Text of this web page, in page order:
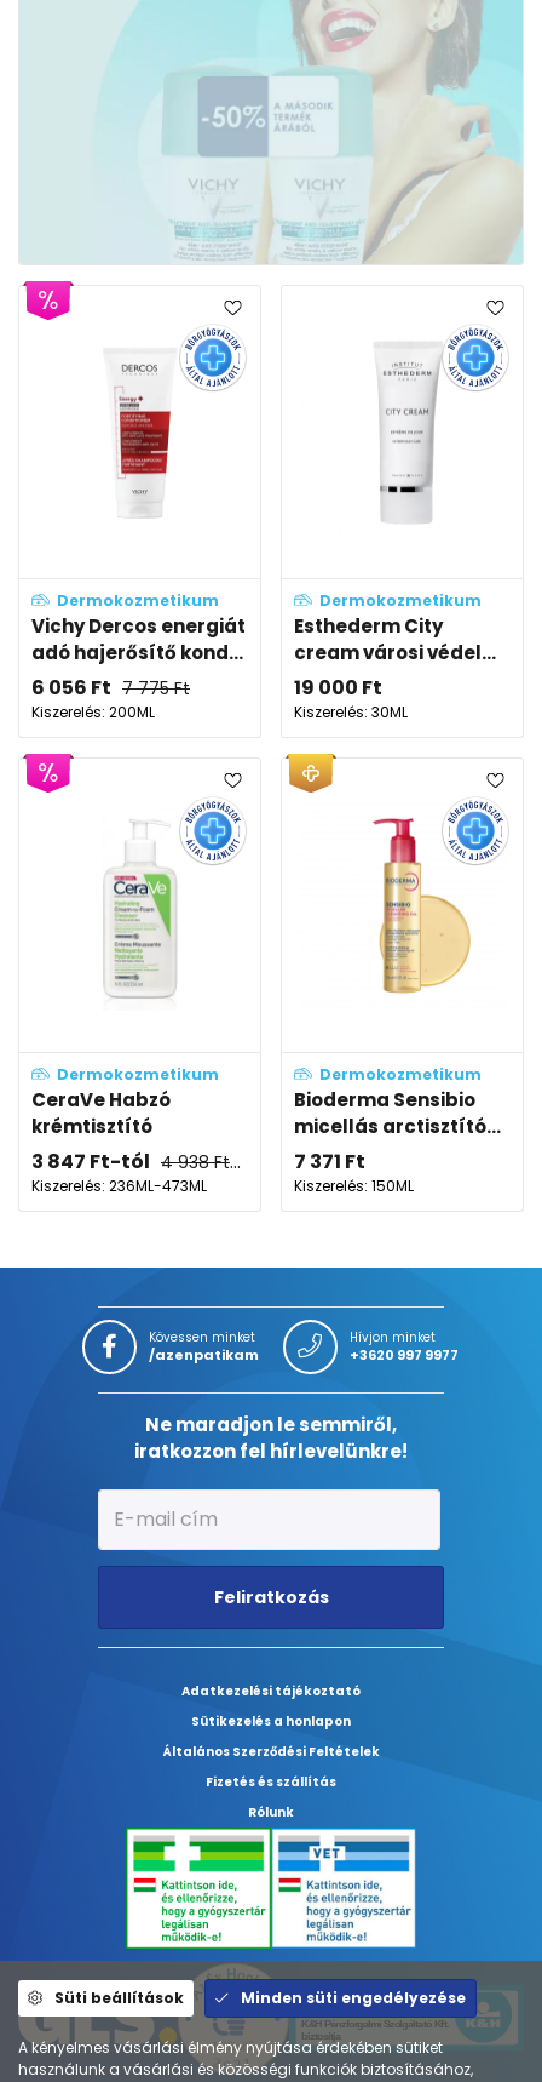
Dermokozmetikum
Vichy Dercos energiát
adó hajerősítő kond...
6 056 Ft 7 775Ft
Kiszerelés: 200ML
Dermokozmetikum
Esthederm City
cream városi védel...
19 000 Ft
Kiszerelés: 30ML
Dermokozmetikum
CeraVe Habzó
krémtisztító
3 847 Ft-tól 4 938Ft-tól
Kiszerelés: 236ML-473ML
Dermokozmetikum
Bioderma Sensibio
micellás arctisztító...
7 371 Ft
Kiszerelés: 150ML
Kövessen minket
/azenpatikam
Hívjon minket
+3620 997 9977
Ne maradjon le semmiről,
iratkozzon fel hírlevelünkre!
Feliratkozás
Adatkezelési tájékoztató
Sütikezelés a honlapon
Általános Szerződési Feltételek
Fizetés és szállítás
Rólunk
Süti beállítások Minden süti engedélyezése
A kényelmes vásárlási élmény nyújtása érdekében sütiket
használunk a vásárlási és közösségi funkciók biztosításához,